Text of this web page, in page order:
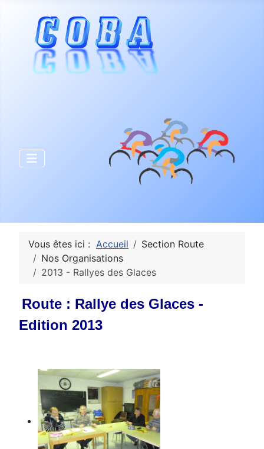
Vous êtes ici : Accueil
Section Route
Nos Organisations
2013 - Rallyes des Glaces
Route : Rallye des Glaces -
Edition 2013